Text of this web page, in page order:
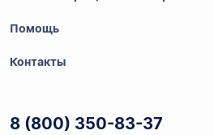
Помощь
Контакты
8 (800) 350-83-37